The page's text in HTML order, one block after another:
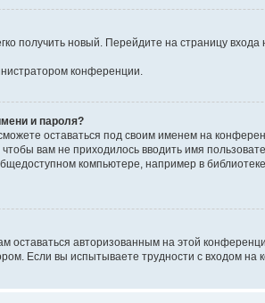
получить новый. Перейдите на страницу
конференции.
и пароля?
оставаться под своим именем на
вам не приходилось вводить имя
компьютере, например в
оставаться авторизованным на этой
Если вы испытываете трудности с входом